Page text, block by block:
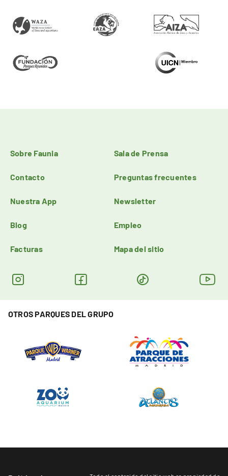
Sobre Faunia Sala de Prensa
Contacto Preguntas frecuentes
Nuestra App Newsletter
Blog Empleo
Facturas Mapa del sitio
OTROS PARQUES DEL GRUPO